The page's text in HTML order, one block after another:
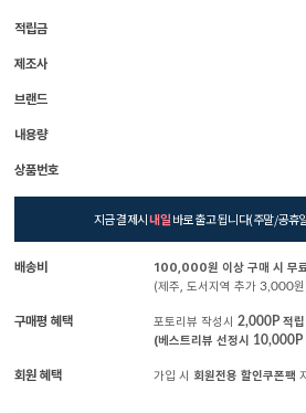
적립금
제조사
브랜드
내용량
상품번호
지금 결제시내일바로 출고 됩니다(주말/공휴
배송비
100,000원 이상 구매 시 무
(제주, 도서지역 추가 3,000
구매평 혜택 포토리뷰 작성시 2,000P적립
(베스트리뷰 선정시 10,000P
회원 혜택 가입 시 회원전용 할인쿠폰팩